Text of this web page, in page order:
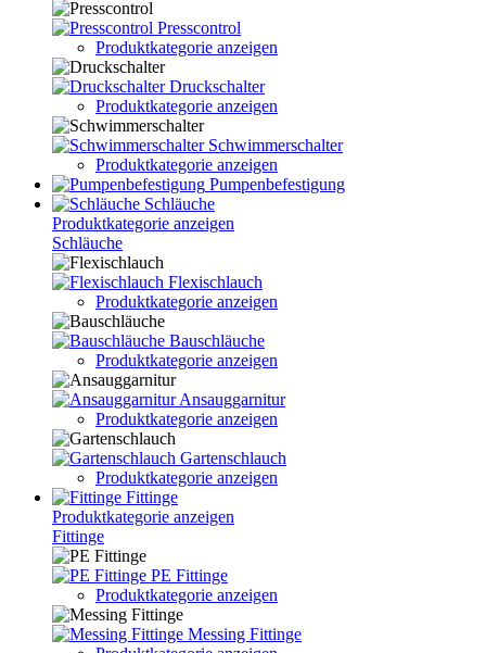
Presscontrol
Produktkategorie anzeigen
Druckschalter
Produktkategorie anzeigen
Schwimmerschalter
Produktkategorie anzeigen
Pumpenbefestigung
Schläuche
Produktkategorie anzeigen
Schläuche
Flexischlauch
Produktkategorie anzeigen
Bauschläuche
Produktkategorie anzeigen
Ansauggarnitur
Produktkategorie anzeigen
Gartenschlauch
Produktkategorie anzeigen
Fittinge
Produktkategorie anzeigen
Fittinge
PE Fittinge
Produktkategorie anzeigen
Messing Fittinge